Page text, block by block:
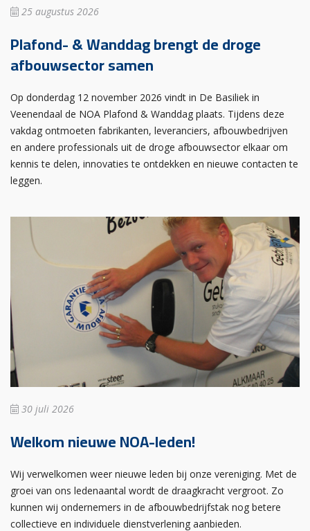
25 augustus 2026
Plafond- & Wanddag brengt de droge
afbouwsector samen
Op donderdag 12 november 2026 vindt in De Basiliek in
Veenendaal de NOA Plafond & Wanddag plaats. Tijdens deze
vakdag ontmoeten fabrikanten, leveranciers, afbouwbedrijven
en andere professionals uit de droge afbouwsector elkaar om
kennis te delen, innovaties te ontdekken en nieuwe contacten te
leggen.
30 juli 2026
Welkom nieuwe NOA-leden!
Wij verwelkomen weer nieuwe leden bij onze vereniging. Met de
groei van ons ledenaantal wordt de draagkracht vergroot. Zo
kunnen wij ondernemers in de afbouwbedrijfstak nog betere
collectieve en individuele dienstverlening aanbieden.